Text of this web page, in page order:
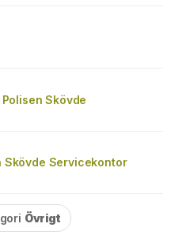
Skövde
Skövde Servicekontor
Övrigt